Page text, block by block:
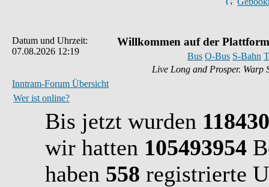
Datum und Uhrzeit:
07.08.2026 12:19
Inntram-Forum Übersicht
Willkommen auf der
Bus O-Bus S-Bahn
Live Long and Prosper. Warp
Wer ist online?
Bis jetzt wurden 118430
wir hatten 105493954
haben 558 registrierte